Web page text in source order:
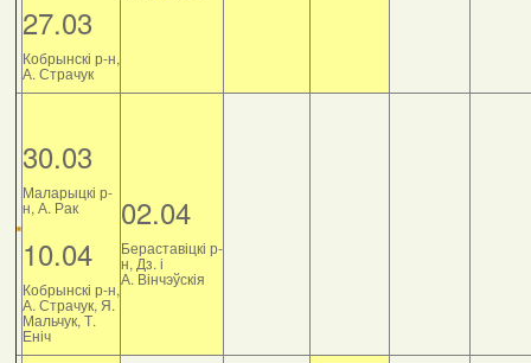
27.03
Кобрынскі р-н,
А. Страчук
30.03
Маларыцкі р-
н, А. Рак
10.04
Кобрынскі р-н,
А. Страчук, Я.
Мальчук, Т.
Еніч
02.04
Бераставіцкі р-
н, Дз. і
А. Вінчэўскія